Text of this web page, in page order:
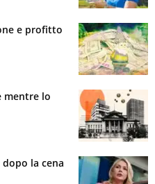
e profitto
mentre lo
la cena